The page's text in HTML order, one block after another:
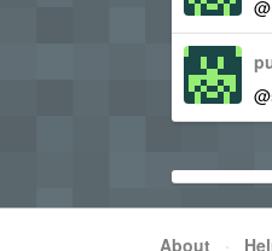
@
@
About ·